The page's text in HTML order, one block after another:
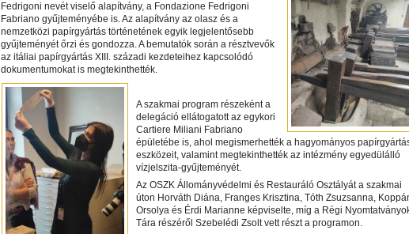
Fedrigoni nevét viselő alapítvány, a Fondazione Fedrigoni
Fabriano gyűjteményébe is. Az alapítvány az olasz és a
nemzetközi papírgyártás történetének egyik legjelentősebb
gyűjteményét őrzi és gondozza. A bemutatók során a résztvevők
az itáliai papírgyártás XIII. századi kezdeteihez kapcsolódó
dokumentumokat is megtekinthették.
A szakmai program részeként a
delegáció ellátogatott az egykori
Cartiere Miliani Fabriano
épületébe is, ahol megismerhették a hagyományos
eszközeit, valamint megtekinthették az intézmény egyedülálló
vízjelszita-gyűjteményét.
Az OSZK Állományvédelmi és Restauráló Osztályát a szakmai
úton Horváth Diána, Franges Krisztina, Tóth Zsuzsanna,
Orsolya és Érdi Marianne képviselte, míg a Régi
Tára részéről Szebelédi Zsolt vett részt a programon.